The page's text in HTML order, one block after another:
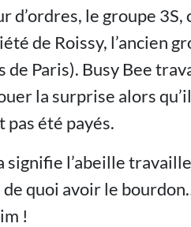
d’ordres, le groupe 3S,
de Roissy, l’ancien
de Paris). Busy Bee
la surprise alors
pas été payés.
signifie l’abeille
quoi avoir le
!